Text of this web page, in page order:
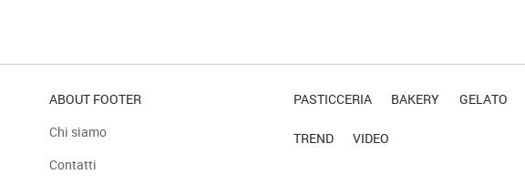
ABOUT FOOTER
Chi siamo
Contatti
PASTICCERIA BAKERY GELATO
TREND VIDEO